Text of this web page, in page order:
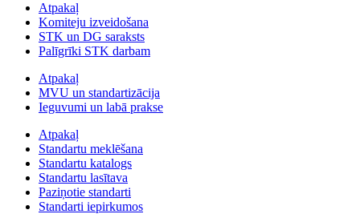
Atpakaļ
Komiteju izveidošana
STK un DG saraksts
Palīgrīki STK darbam
Atpakaļ
MVU un standartizācija
Ieguvumi un labā prakse
Atpakaļ
Standartu meklēšana
Standartu katalogs
Standartu lasītava
Paziņotie standarti
Standarti iepirkumos